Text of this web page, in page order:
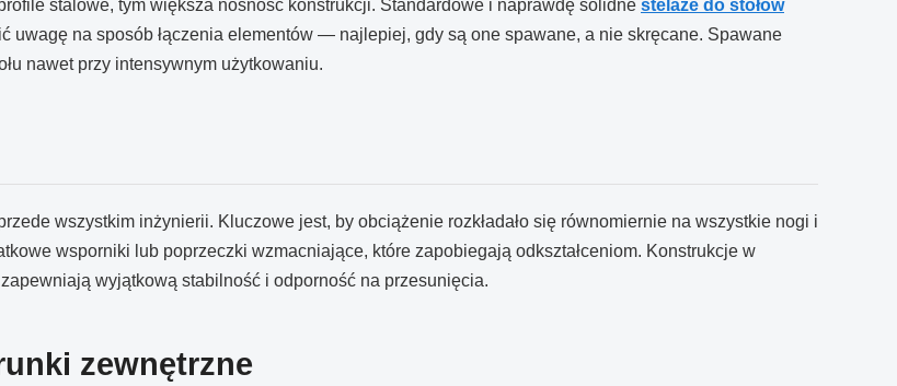
stalowe, tym większa nośność konstrukcji. Standardowe i naprawdę solidne stelaże do stołów
uwagę na sposób łączenia elementów — najlepiej, gdy są one spawane, a nie skręcane. Spawane
nawet przy intensywnym użytkowaniu.
wszystkim inżynierii. Kluczowe jest, by obciążenie rozkładało się równomiernie na wszystkie nogi i
wsporniki lub poprzeczki wzmacniające, które zapobiegają odkształceniom. Konstrukcje w
wyjątkową stabilność i odporność na przesunięcia.
zewnętrzne